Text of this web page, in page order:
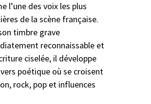
l’une des voix les plus
de la scène française.
timbre grave
reconnaissable et
ciselée, il développe
poétique où se croisent
rock, pop et influences